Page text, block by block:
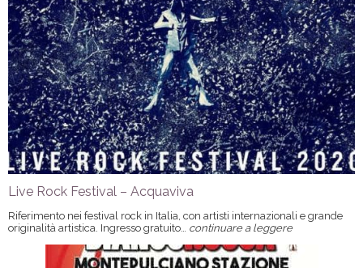
Live Rock Festival – Acquaviva
Riferimento nei festival rock in Italia, con artisti internazionali e grande
originalità artistica. Ingresso gratuito… continuare a leggere